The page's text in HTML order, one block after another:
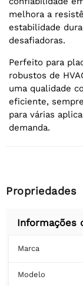
melhora a
estabilidade
desafiadoras.
Perfeito para
robustos de
uma qualidade
eficiente,
para várias
demanda.
Propriedades
Informações
Marca
Modelo